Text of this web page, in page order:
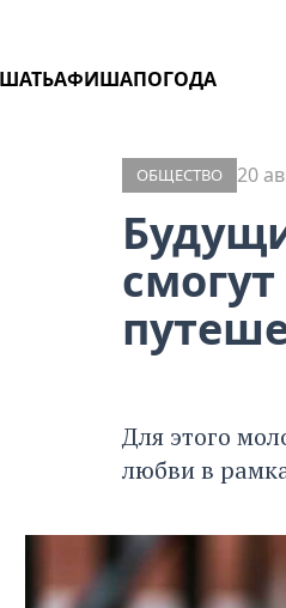
АФИШАПОГОДА
ОБЩЕСТВО 20
Для этого
любви в